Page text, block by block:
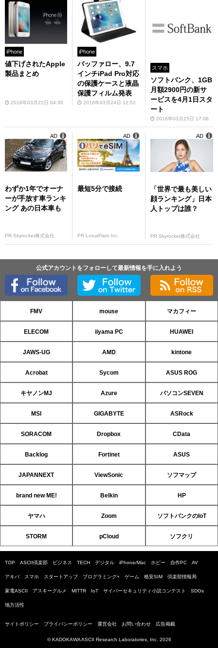
iPhone
値下げされたApple
製品まとめ
2016年03月22日 04:30
iPhone
バッファロー、9.7
インチiPad Pro対応
の保護ケースと液晶
保護フィルム発表
2016年03月24日 12:52
スマホ
ソフトバンク、1GB
月額2900円の新サ
ービスを4月1日スタ
ート
2016年03月25日 17:08
わずか1年でオーナ
ーが手放す車ランキ
ング あの日本車も
PR Skyrocket株式会社
AD
最短5分で接続
PR LotusFlare Inc
AD
「世界で最も美しい
顔ランキング」日本
人トップは誰？
PR Skyrocket株式会社
AD
公式アカウントをフォローして最新情報を手に入れよう
FMV mouse マカフィー
ELECOM iiyama PC HUAWEI
JAWS-UG AMD kintone
Acrobat Sycom ASUS ROG
キヤノンMJ Azure パソコンSEVEN
MSI GIGABYTE ASRock
SORACOM Dropbox CData
Backlog Fortinet ASUS
JAPANNEXT ViewSonic ソフマップ
brand new ME! Belkin HP
ヤマハ Zoom ソフトバンクのIoT
STORM pCloud ソフクリ
TOP ASCII倶楽部 ビジネス TECH デジタル iPhone/Mac ホビー 自作PC AV
アキバ スマホ スタートアップ プログラミング+ ゲーム 格安SIM 倶楽部情報局
家電ASCII アスキーグルメ MITTR IoT サイバーセキュリティ小説コンテスト SDGs
地方活性
サイトポリシー プライバシーポリシー 運営会社 お問い合わせ 広告掲載
© KADOKAWA ASCII Research Laboratories, Inc. 2026